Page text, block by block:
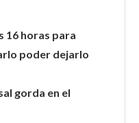
16 horas para
poder dejarlo
gorda en el